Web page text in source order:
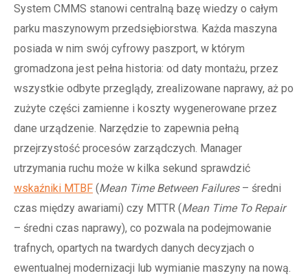
System CMMS stanowi centralną bazę wiedzy o całym
parku maszynowym przedsiębiorstwa. Każda maszyna
posiada w nim swój cyfrowy paszport, w którym
gromadzona jest pełna historia: od daty montażu, przez
wszystkie odbyte przeglądy, zrealizowane naprawy, aż po
zużyte części zamienne i koszty wygenerowane przez
dane urządzenie. Narzędzie to zapewnia pełną
przejrzystość procesów zarządczych. Manager
utrzymania ruchu może w kilka sekund sprawdzić
wskaźniki MTBF (Mean Time Between Failures– średni
czas między awariami) czy MTTR (Mean Time To Repair
– średni czas naprawy), co pozwala na podejmowanie
trafnych, opartych na twardych danych decyzjach o
ewentualnej modernizacji lub wymianie maszyny na nową.